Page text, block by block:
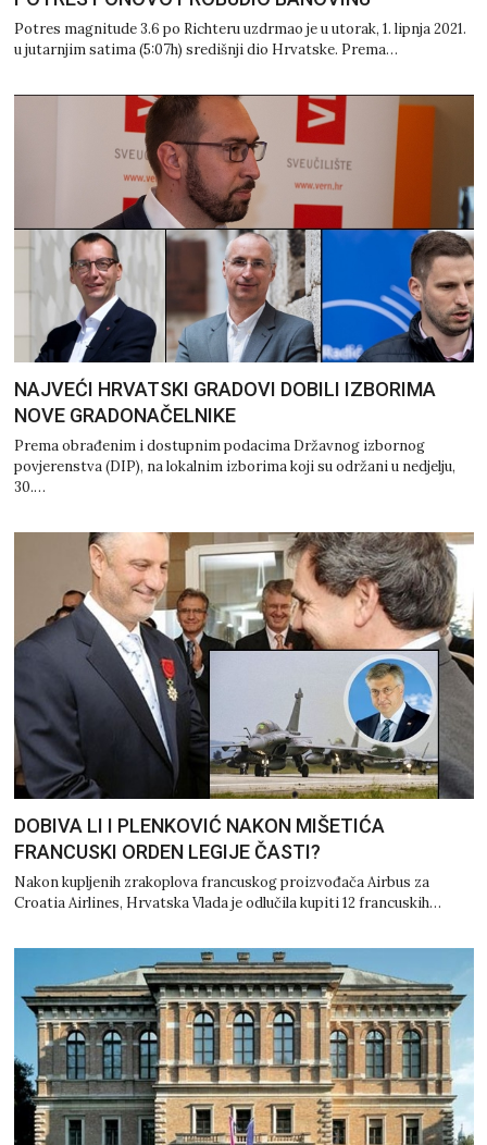
Potres magnitude 3.6 po Richteru uzdrmao je u utorak, 1. lipnja 2021.
u jutarnjim satima (5:07h) središnji dio Hrvatske. Prema…
NAJVEĆI HRVATSKI GRADOVI DOBILI IZBORIMA
NOVE GRADONAČELNIKE
Prema obrađenim i dostupnim podacima Državnog izbornog
povjerenstva (DIP), na lokalnim izborima koji su održani u nedjelju,
30.…
DOBIVA LI I PLENKOVIĆ NAKON MIŠETIĆA
FRANCUSKI ORDEN LEGIJE ČASTI?
Nakon kupljenih zrakoplova francuskog proizvođača Airbus za
Croatia Airlines, Hrvatska Vlada je odlučila kupiti 12 francuskih…